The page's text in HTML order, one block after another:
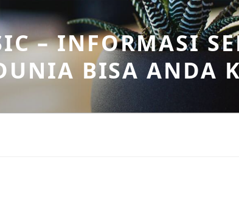
– INFORMASI
BISA ANDA